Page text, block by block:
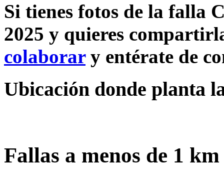
Si tienes fotos de la falla
2025 y quieres
colaborary entérate de
Ubicación donde planta
Fallas a menos de 1